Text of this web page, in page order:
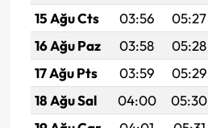
15 Ağu Cts
03:56 05:27
16 Ağu Paz
03:58 05:28
17 Ağu Pts
03:59 05:29
18 Ağu Sal
04:00 05:30